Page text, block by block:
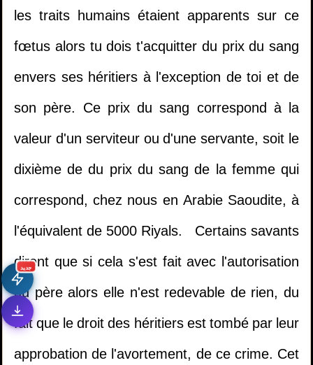
جديد
les traits humains étaient apparents sur ce
fœtus alors tu dois t'acquitter du prix du sang
envers ses héritiers à l'exception de toi et de
son père. Ce prix du sang correspond à la
valeur d'un serviteur ou d'une servante, soit le
dixième de du prix du sang de la femme qui
correspond, chez nous en Arabie Saoudite, à
l'équivalent de 5000 Riyals. Certains savants
dirent que si cela s'est fait avec l'autorisation
du père alors elle n'est redevable de rien, du
fait que le droit des héritiers est tombé par leur
approbation de l'avortement, de ce crime. Cet
Il multiplie les invocations mais ne trouve
pas la réussite dans sa vie - Cheikh Khaled Al
Mosleh
2.Etudier dans un collège mixte
3. la personne qui meurt électrocutée à le